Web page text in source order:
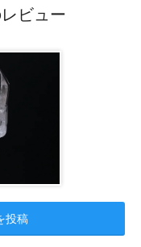
ビュー
投稿